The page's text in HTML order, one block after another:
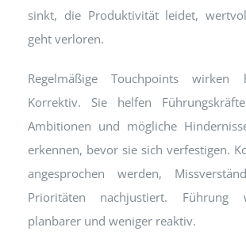
sinkt, die Produktivität leidet,
geht verloren.
Regelmäßige Touchpoints
Korrektiv. Sie helfen
Ambitionen und mögliche
erkennen, bevor sie sich verfestigen.
angesprochen werden,
Prioritäten nachjustiert. Führung
planbarer und weniger reaktiv.